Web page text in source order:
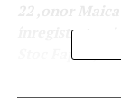
înregistrat ,,
Stoc Faptic,
În Stocul